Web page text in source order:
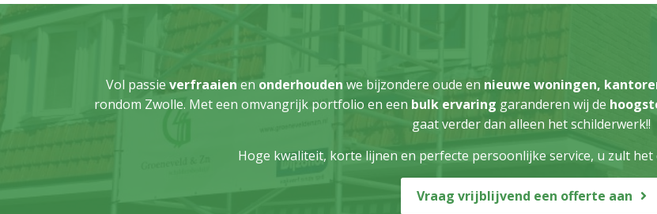
Vol passie verfraaien en onderhouden we bijzondere oude en nieuwe woningen,
rondom Zwolle. Met een omvangrijk portfolio en een bulk ervaring garanderen wij de
gaat verder dan alleen het schilderwerk!!
Hoge kwaliteit, korte lijnen en perfecte persoonlijke service, u zult het
Vraag vrijblijvend een offerte aan